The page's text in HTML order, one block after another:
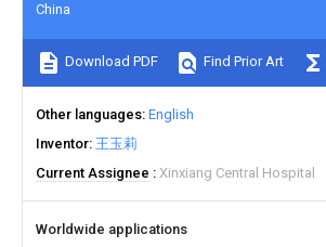
China
Download PDF Find Prior Art
Other languages English
Inventor 王玉莉
Current Assignee
Xinxiang Central Hospital
Worldwide applications